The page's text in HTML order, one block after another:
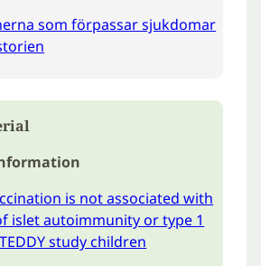
som förpassar sjukdomar
is not associated with
islet autoimmunity or type 1
study children